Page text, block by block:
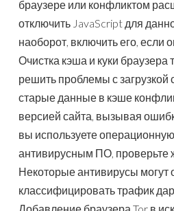
браузере или конфликтом
отключить JavaScript для
наоборот, включить его, если
Очистка кэша и куки
решить проблемы с загрузкой
старые данные в кэше
версией сайта, вызывая
вы используете
антивирусным ПО, проверьте
Некоторые антивирусы могут
классифицировать трафик